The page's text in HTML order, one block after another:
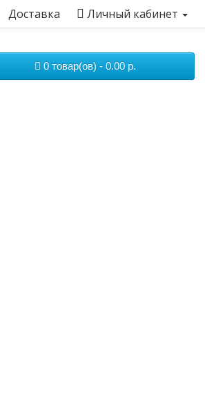
Доставка Личный кабинет
0 товар(ов) - 0.00 р.